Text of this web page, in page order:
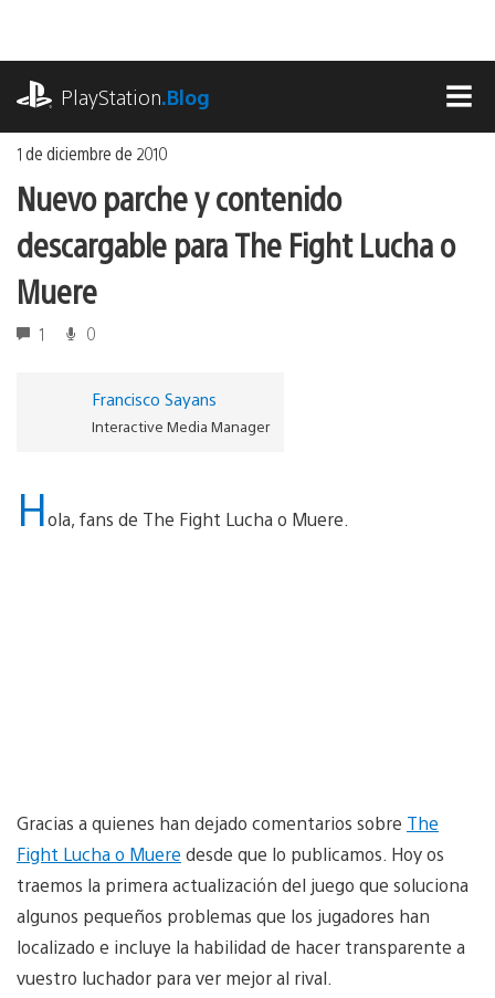
contenido
PlayStation.Blog
1 de diciembre de 2010
Nuevo parche y contenido
descargable para The Fight Lucha o
Muere
1 0
Francisco Sayans
Interactive Media Manager
Hola, fans de The Fight Lucha o Muere.
Gracias a quienes han dejado comentarios sobre The
Fight Lucha o Muere desde que lo publicamos. Hoy os
traemos la primera actualización del juego que soluciona
algunos pequeños problemas que los jugadores han
localizado e incluye la habilidad de hacer transparente a
vuestro luchador para ver mejor al rival.